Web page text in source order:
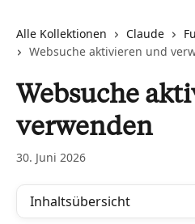
Alle Kollektionen Claude
Websuche aktivieren und
Websuche
verwenden
30. Juni 2026
Inhaltsübersicht